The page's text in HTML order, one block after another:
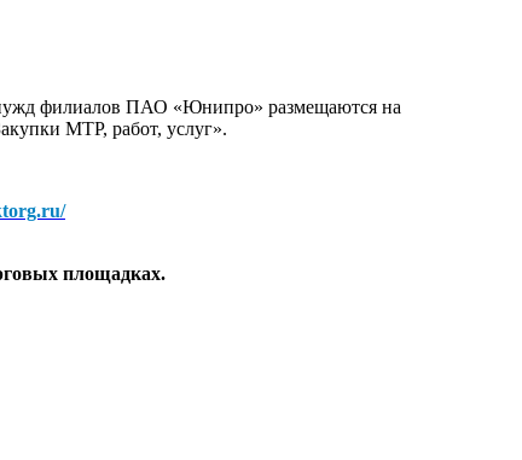
филиалов ПАО «Юнипро» размещаются на
МТР, работ, услуг».
площадках.